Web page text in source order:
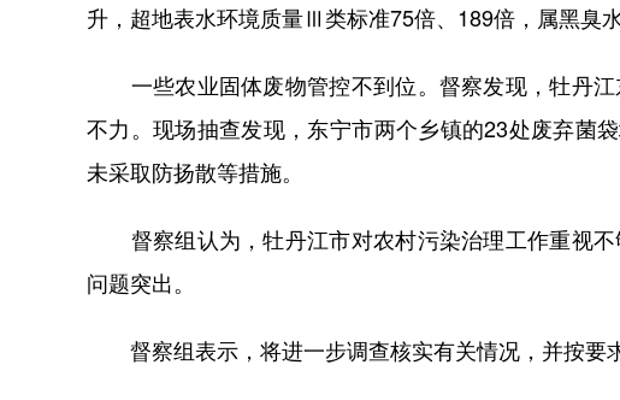
升，超地表水环境质量Ⅲ类标准75倍、189倍，属黑臭水
一些农业固体废物管控不到位。督察发现，牡丹江
不力。现场抽查发现，东宁市两个乡镇的23处废弃菌
未采取防扬散等措施。
督察组认为，牡丹江市对农村污染治理工作重视不
问题突出。
督察组表示，将进一步调查核实有关情况，并按要求